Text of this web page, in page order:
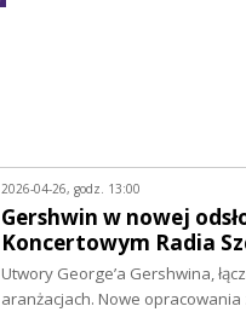
2026-04-26, godz. 13:00
Gershwin w nowej
Koncertowym Radia
Utwory George’a Gershwina,
aranżacjach. Nowe